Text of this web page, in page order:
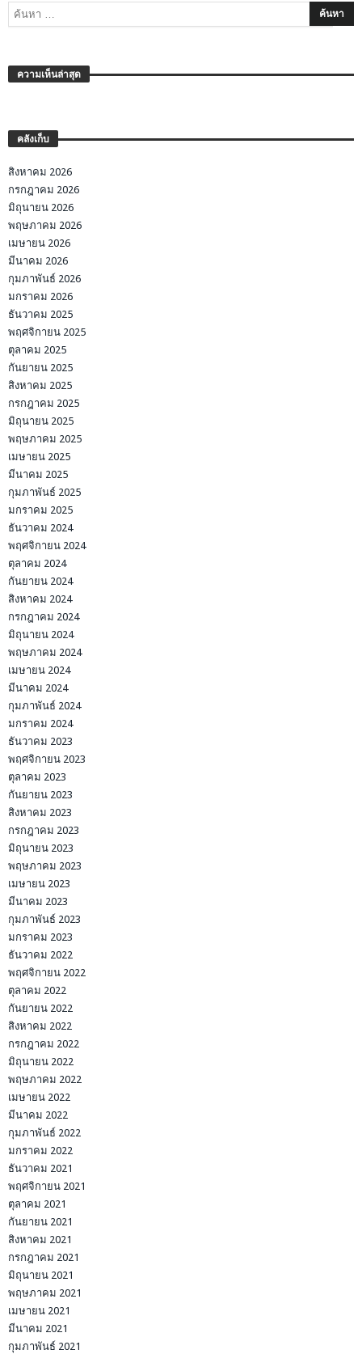
ความเห็นล่าสุด
คลังเก็บ
สิงหาคม 2026
กรกฎาคม 2026
มิถุนายน 2026
พฤษภาคม 2026
เมษายน 2026
มีนาคม 2026
กุมภาพันธ์ 2026
มกราคม 2026
ธันวาคม 2025
พฤศจิกายน 2025
ตุลาคม 2025
กันยายน 2025
สิงหาคม 2025
กรกฎาคม 2025
มิถุนายน 2025
พฤษภาคม 2025
เมษายน 2025
มีนาคม 2025
กุมภาพันธ์ 2025
มกราคม 2025
ธันวาคม 2024
พฤศจิกายน 2024
ตุลาคม 2024
กันยายน 2024
สิงหาคม 2024
กรกฎาคม 2024
มิถุนายน 2024
พฤษภาคม 2024
เมษายน 2024
มีนาคม 2024
กุมภาพันธ์ 2024
มกราคม 2024
ธันวาคม 2023
พฤศจิกายน 2023
ตุลาคม 2023
กันยายน 2023
สิงหาคม 2023
กรกฎาคม 2023
มิถุนายน 2023
พฤษภาคม 2023
เมษายน 2023
มีนาคม 2023
กุมภาพันธ์ 2023
มกราคม 2023
ธันวาคม 2022
พฤศจิกายน 2022
ตุลาคม 2022
กันยายน 2022
สิงหาคม 2022
กรกฎาคม 2022
มิถุนายน 2022
พฤษภาคม 2022
เมษายน 2022
มีนาคม 2022
กุมภาพันธ์ 2022
มกราคม 2022
ธันวาคม 2021
พฤศจิกายน 2021
ตุลาคม 2021
กันยายน 2021
สิงหาคม 2021
กรกฎาคม 2021
มิถุนายน 2021
พฤษภาคม 2021
เมษายน 2021
มีนาคม 2021
กุมภาพันธ์ 2021